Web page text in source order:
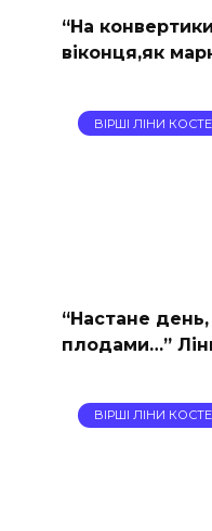
“На
віконця,як
ВІРШІ ЛІНИ
“Настане
плодами…”
ВІРШІ ЛІНИ